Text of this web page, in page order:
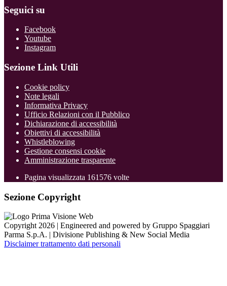
Seguici su
Facebook
Youtube
Instagram
Sezione Link Utili
Cookie policy
Note legali
Informativa Privacy
Ufficio Relazioni con il Pubblico
Dichiarazione di accessibilità
Obiettivi di accessibilità
Whistleblowing
Gestione consensi cookie
Amministrazione trasparente
Pagina visualizzata 161576 volte
Sezione Copyright
Copyright 2026 | Engineered and powered by Gruppo Spaggiari
Parma S.p.A. | Divisione Publishing & New Social Media
Disclaimer trattamento dati personali